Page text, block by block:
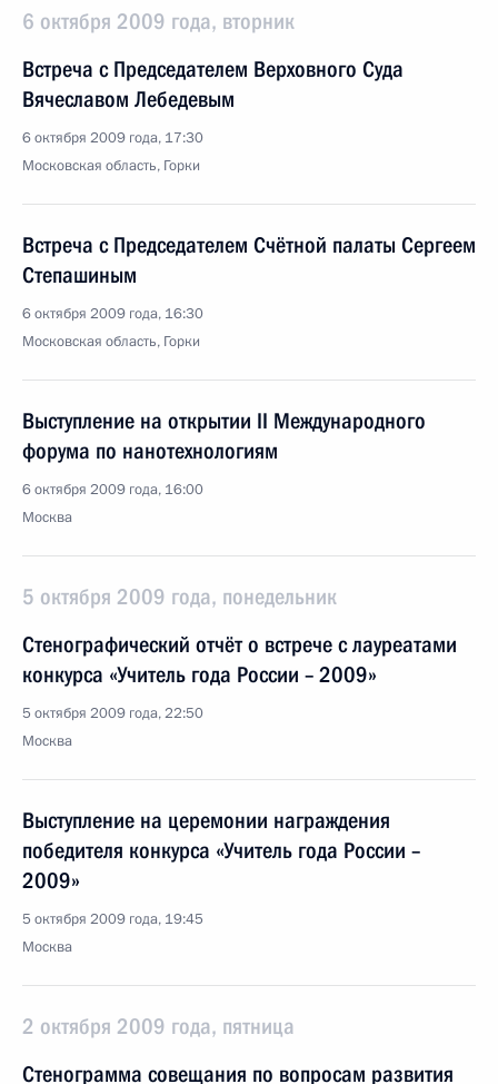
6 октября 2009 года, вторник
Встреча с Председателем Верховного Суда
Вячеславом Лебедевым
6 октября 2009 года, 17:30
Московская область, Горки
Встреча с Председателем Счётной палаты Сергеем
Степашиным
6 октября 2009 года, 16:30
Московская область, Горки
Выступление на открытии II Международного
форума по нанотехнологиям
6 октября 2009 года, 16:00
Москва
5 октября 2009 года, понедельник
Стенографический отчёт о встрече с лауреатами
конкурса «Учитель года России – 2009»
5 октября 2009 года, 22:50
Москва
Выступление на церемонии награждения
победителя конкурса «Учитель года России –
2009»
5 октября 2009 года, 19:45
Москва
2 октября 2009 года, пятница
Стенограмма совещания по вопросам развития